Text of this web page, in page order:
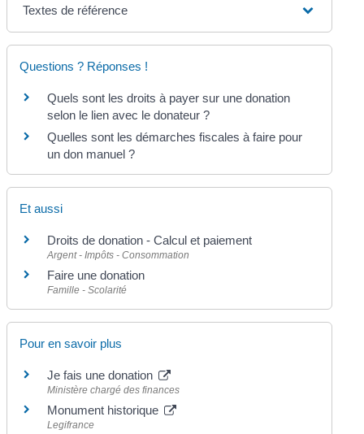
Textes de référence
Questions ? Réponses !
Quels sont les droits à payer sur une donation
selon le lien avec le donateur ?
Quelles sont les démarches fiscales à faire pour
un don manuel ?
Et aussi
Droits de donation - Calcul et paiement
Argent - Impôts - Consommation
Faire une donation
Famille - Scolarité
Pour en savoir plus
Je fais une donation
Ministère chargé des finances
Monument historique
Legifrance